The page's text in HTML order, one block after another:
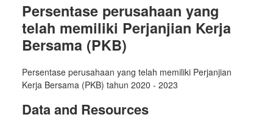
Persentase perusahaan yang
telah memiliki Perjanjian Kerja
Bersama (PKB)
Persentase perusahaan yang telah memiliki Perjanjian
Kerja Bersama (PKB) tahun 2020 - 2023
Data and Resources